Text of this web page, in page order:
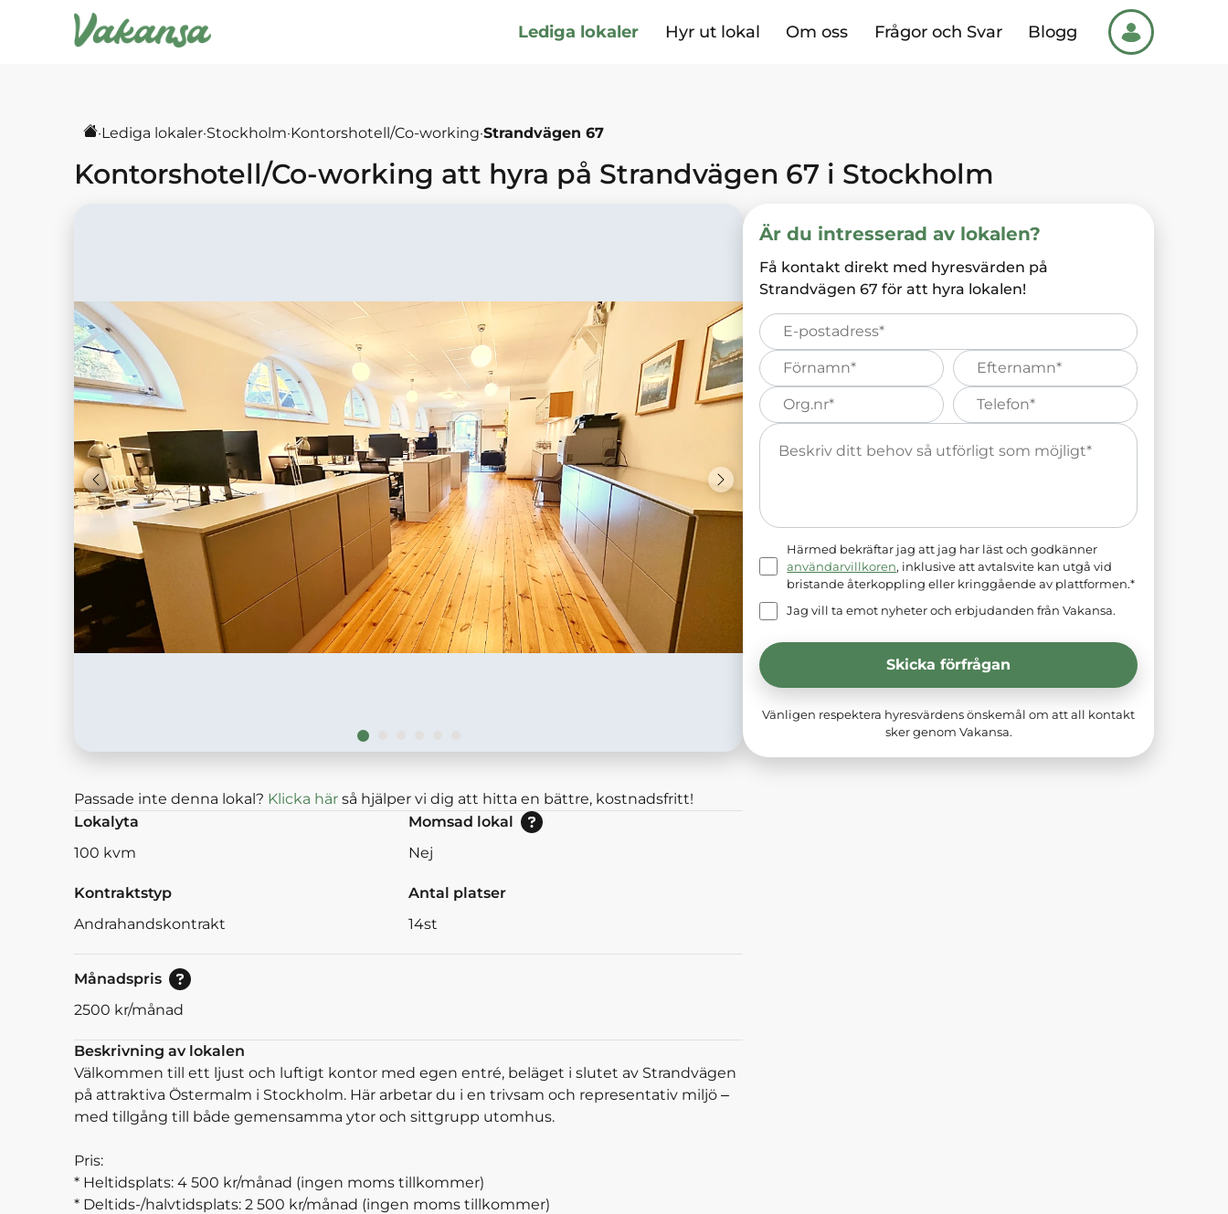
Lediga lokaler Hyr ut lokal Om oss Frågor och Svar Blogg
·Lediga lokaler·Stockholm·Kontorshotell/Co-working·Strandvägen 67
Kontorshotell/Co-working att hyra på Strandvägen 67 i Stockholm
Passade inte denna lokal? Klicka här så hjälper vi dig att hitta en bättre, kostnadsfritt!
Lokalyta
100 kvm
Momsad lokal
Nej: Lokalen är momsbefriad.<br/>Ja: Lokalen hyrs exkl moms.
Nej
Kontraktstyp
Andrahandskontrakt
Antal platser
14st
Månadspris
Pris vid bokning av 30<br/>eller mer dagar.
2500 kr/månad
Beskrivning av lokalen
Välkommen till ett ljust och luftigt kontor med egen entré, beläget i slutet av Strandvägen
på attraktiva Östermalm i Stockholm. Här arbetar du i en trivsam och representativ miljö –
med tillgång till både gemensamma ytor och sittgrupp utomhus.
Pris:
* Heltidsplats: 4 500 kr/månad (ingen moms tillkommer)
* Deltids-/halvtidsplats: 2 500 kr/månad (ingen moms tillkommer)
Är du intresserad av lokalen?
Få kontakt direkt med hyresvärden på
Strandvägen 67 för att hyra lokalen!
E-
post*
Förnamn*
Efternamn*
Organisations
nummer*
Telefonnummer*
Meddelande*
Härmed bekräftar jag att jag har läst och godkänner
användarvillkoren, inklusive att avtalsvite kan utgå vid
bristande återkoppling eller kringgående av plattformen.*
Jag vill ta emot nyheter och erbjudanden från Vakansa.
Skicka förfrågan
Vänligen respektera hyresvärdens önskemål om att all kontakt
sker genom Vakansa.